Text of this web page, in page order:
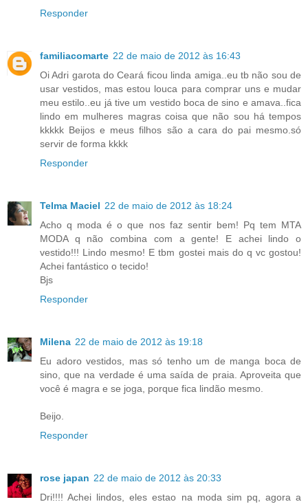
Responder
familiacomarte 22 de maio de 2012 às 16:43
Oi Adri garota do Ceará ficou linda amiga..eu tb não sou de
usar vestidos, mas estou louca para comprar uns e mudar
meu estilo..eu já tive um vestido boca de sino e amava..fica
lindo em mulheres magras coisa que não sou há tempos
kkkkk Beijos e meus filhos são a cara do pai mesmo.só
servir de forma kkkk
Responder
Telma Maciel 22 de maio de 2012 às 18:24
Acho q moda é o que nos faz sentir bem! Pq tem MTA
MODA q não combina com a gente! E achei lindo o
vestido!!! Lindo mesmo! E tbm gostei mais do q vc gostou!
Achei fantástico o tecido!
Bjs
Responder
Milena 22 de maio de 2012 às 19:18
Eu adoro vestidos, mas só tenho um de manga boca de
sino, que na verdade é uma saída de praia. Aproveita que
você é magra e se joga, porque fica lindão mesmo.
Beijo.
Responder
rose japan 22 de maio de 2012 às 20:33
Dri!!!! Achei lindos, eles estao na moda sim pq, agora a